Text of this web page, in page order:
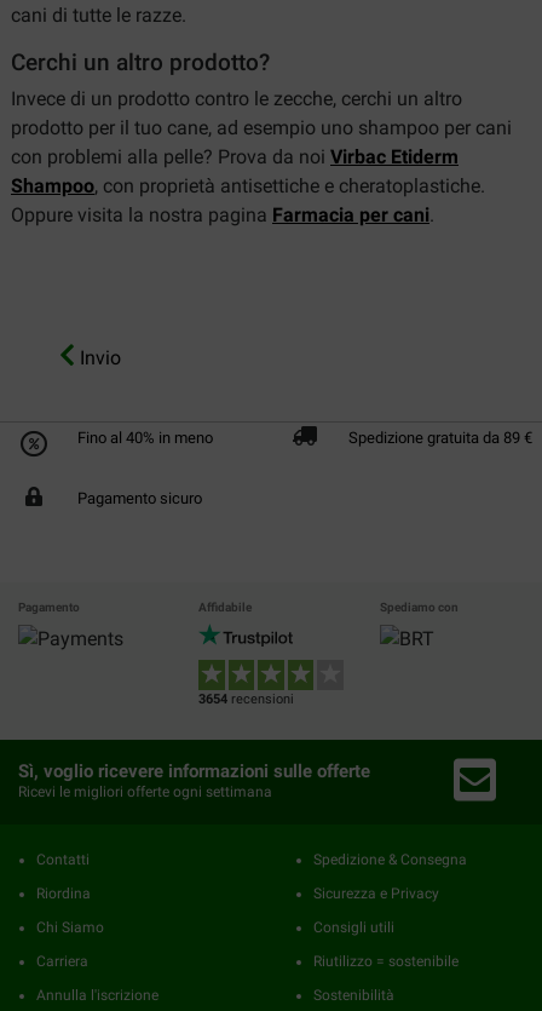
cani di tutte le razze.
Cerchi un altro prodotto?
Invece di un prodotto contro le zecche, cerchi un altro
prodotto per il tuo cane, ad esempio uno shampoo per cani
con problemi alla pelle? Prova da noi Virbac Etiderm
Shampoo, con proprietà antisettiche e cheratoplastiche.
Oppure visita la nostra pagina Farmacia per cani.
Invio
Fino al 40% in meno Spedizione gratuita da 89 €
Pagamento sicuro
Pagamento Affidabile
3654 recensioni
Spediamo con
Sì, voglio ricevere informazioni sulle offerte
Ricevi le migliori offerte ogni settimana
Contatti
Riordina
Chi Siamo
Carriera
Annulla l'iscrizione
Spedizione & Consegna
Sicurezza e Privacy
Consigli utili
Riutilizzo = sostenibile
Sostenibilità